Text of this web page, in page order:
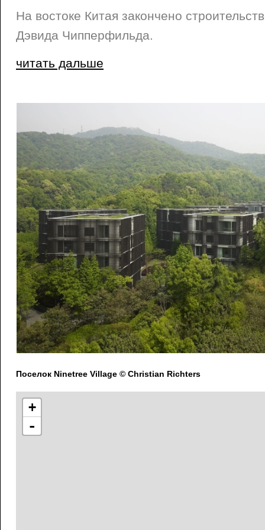
На востоке Китая закончено
Дэвида Чипперфильда.
читать дальше
Поселок Ninetree Village © Christian Richters
+
-